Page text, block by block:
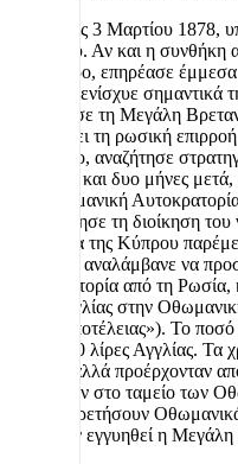
Στις 3 Μαρτίου 1878,
Στεφάνου. Αν και η συνθήκη
την Κύπρο, επηρέασε
συνθήκη ενίσχυε
ανησύχησε τη Μεγάλη
περιορίσει τη ρωσική
Μεσόγειο, αναζήτησε
γρήγορα, και δυο μήνες
την Οθωμανική
παραχώρησε τη διοίκηση
κυριαρχία της Κύπρου
Βρετανία αναλάμβανε να
Αυτοκρατορία από τη
λίρες Αγγλίας στην
«φόρο υποτέλειας»). Το
1.600.000 λίρες Αγγλίας. Τα
Αγγλία, αλλά προέρχονταν
κατέληγαν στο ταμείο των
να εξυπηρετήσουν
που είχαν εγγυηθεί η